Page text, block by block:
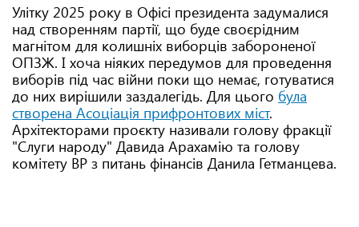
Улітку 2025 року в Офісі президента задумалися
над створенням партії, що буде своєрідним
магнітом для колишніх виборців забороненої
ОПЗЖ. І хоча ніяких передумов для проведення
виборів під час війни поки що немає, готуватися
до них вирішили заздалегідь. Для цього була
створена Асоціація прифронтових міст.
Архітекторами проєкту називали голову фракції
"Слуги народу" Давида Арахамію та голову
комітету ВР з питань фінансів Данила Гетманцева.